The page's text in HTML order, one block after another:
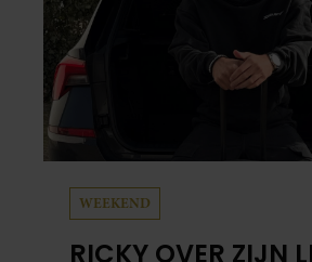
WEEKEND
RICKY OVER ZIJN